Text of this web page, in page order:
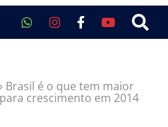
Brasil é o que tem maior
crescimento em 2014